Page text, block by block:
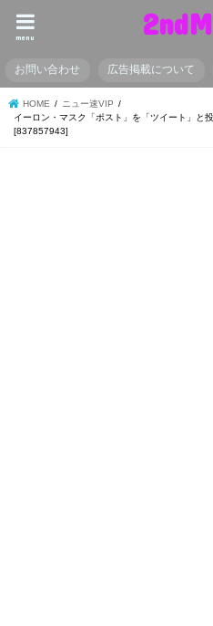
menu
お問い合わせ 広告掲載について
HOME
ニュー速VIP
イーロン・マスク「ポスト」を「ツイート」と
[837857943]